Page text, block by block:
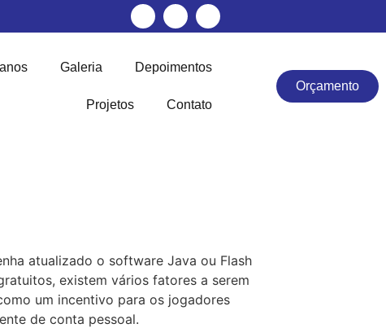
Galeria Depoimentos
Projetos Contato
Orçamento
atualizado o software Java ou Flash
existem vários fatores a serem
um incentivo para os jogadores
de conta pessoal.